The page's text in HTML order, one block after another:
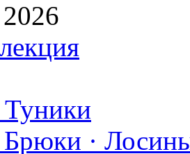
Туники
·